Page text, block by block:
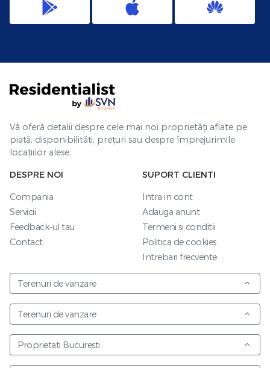
Vă oferă detalii despre cele mai noi proprietăți aflate pe
piață, disponibilități, prețuri sau despre împrejurimile
locațiilor alese.
DESPRE NOI
Compania
Servicii
Feedback-ul tau
Contact
SUPORT CLIENTI
Intra in cont
Adauga anunt
Termeni si conditii
Politica de cookies
Intrebari frecvente
Terenuri de vanzare
Terenuri de vanzare
Proprietati Bucuresti